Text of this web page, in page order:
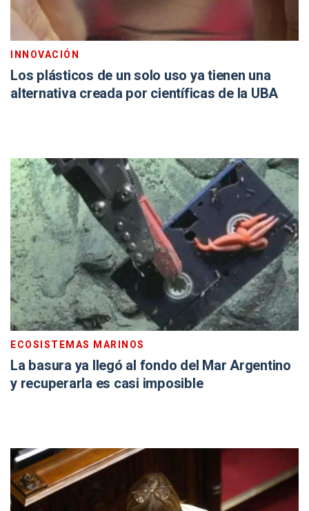
INNOVACIÓN
Los plásticos de un solo uso ya tienen una
alternativa creada por científicas de la UBA
ECOSISTEMAS MARINOS
La basura ya llegó al fondo del Mar Argentino
y recuperarla es casi imposible